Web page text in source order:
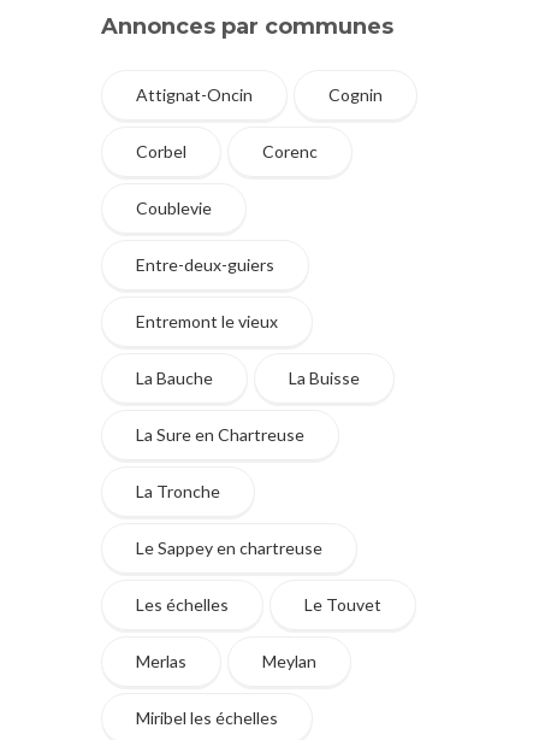
Annonces par communes
Attignat-Oncin Cognin
Corbel Corenc
Coublevie
Entre-deux-guiers
Entremont le vieux
La Bauche La Buisse
La Sure en Chartreuse
La Tronche
Le Sappey en chartreuse
Les échelles Le Touvet
Merlas Meylan
Miribel les échelles